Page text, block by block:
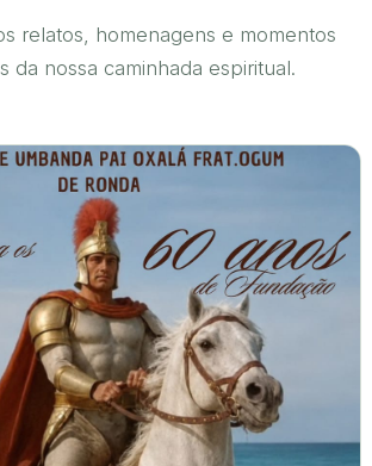
relatos, homenagens e momentos
da nossa caminhada espiritual.